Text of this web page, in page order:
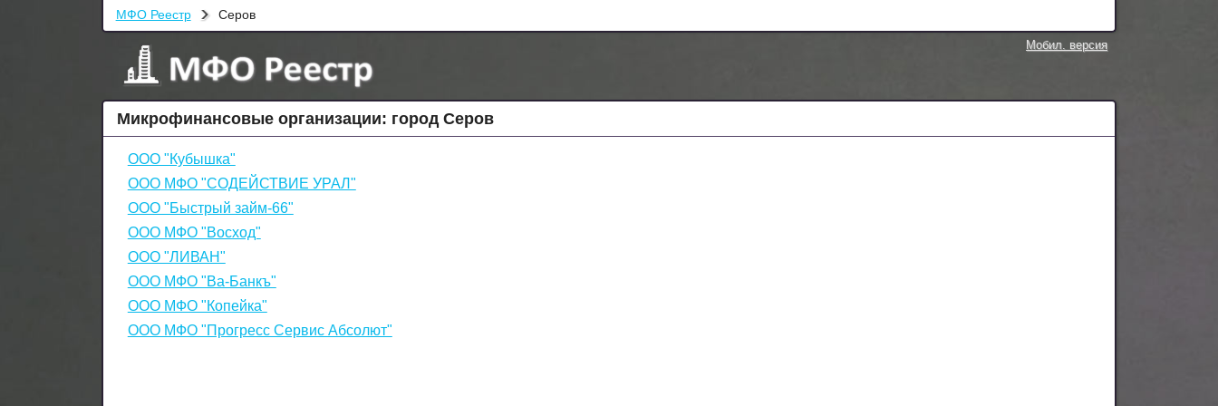
МФО Реестр Серов
Мобил. версия
Микрофинансовые организации: город Серов
ООО "Кубышка"
ООО МФО "СОДЕЙСТВИЕ УРАЛ"
ООО "Быстрый займ-66"
ООО МФО "Восход"
ООО "ЛИВАН"
ООО МФО "Ва-Банкъ"
ООО МФО "Копейка"
ООО МФО "Прогресс Сервис Абсолют"